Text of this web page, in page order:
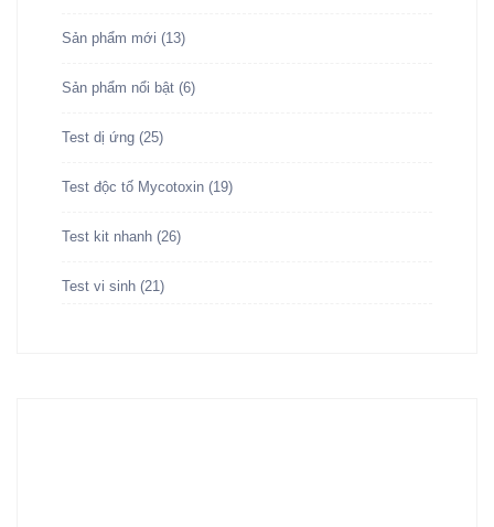
Sản phẩm mới (13)
Sản phẩm nổi bật (6)
Test dị ứng (25)
Test độc tố Mycotoxin (19)
Test kit nhanh (26)
Test vi sinh (21)